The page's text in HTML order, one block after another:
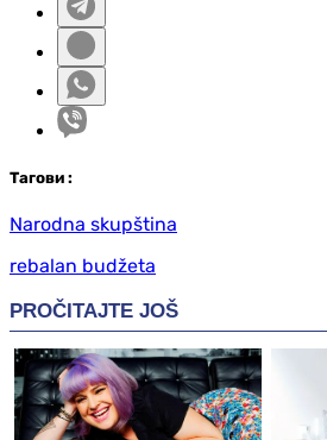
Тагови :
Narodna skupština
rebalan budžeta